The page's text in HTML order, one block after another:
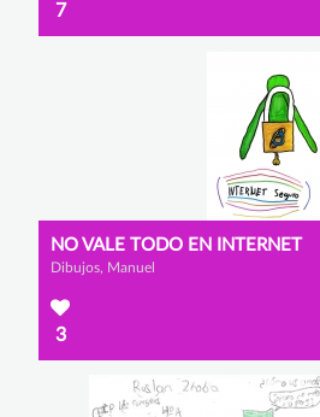
7
NO VALE TODO EN INTERNET
Dibujos, Manuel
3